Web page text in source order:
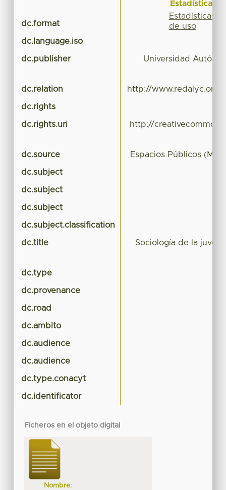
dc.format
dc.language.iso
dc.publisher Universidad
dc.relation http://www.redalyc.org/
dc.rights
dc.rights.uri http://
dc.source Espacios Públicos
dc.subject
dc.subject
dc.subject
dc.subject.classification
dc.title Sociología de la
dc.type
dc.provenance
dc.road
dc.ambito
dc.audience
dc.audience
dc.type.conacyt
dc.identificator
Ficheros en el objeto digital
Nombre:
Estadísticas
Estadísticas
de uso